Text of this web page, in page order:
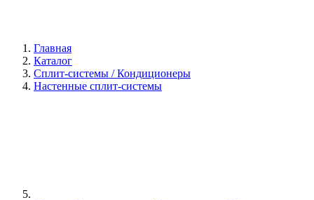
Главная
Каталог
Сплит-системы / Кондиционеры
Настенные сплит-системы